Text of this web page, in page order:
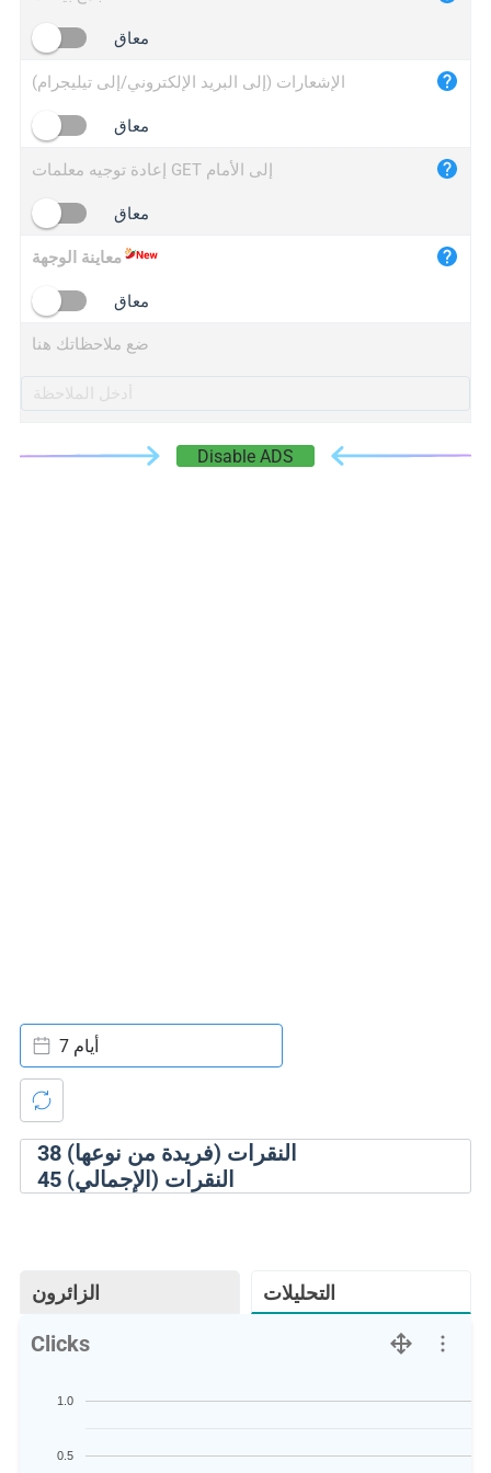
iplogger.cn
معاق
الإشعارات (إلى البريد الإلكتروني/إلى تيليجرام)
معاق
إعادة توجيه معلمات GET إلى الأمام
معاق
معاينة الوجهة
معاق
ضع ملاحظاتك هنا
Disable ADS
38 النقرات (فريدة من نوعها)
45 النقرات (الإجمالي)
7 أيام
الزائرون التحليلات
Clicks
0.5
1.0